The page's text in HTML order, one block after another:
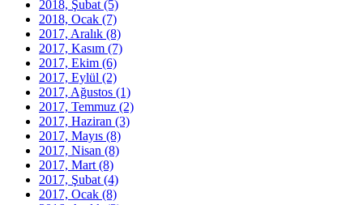
2018, Şubat (5)
2018, Ocak (7)
2017, Aralık (8)
2017, Kasım (7)
2017, Ekim (6)
2017, Eylül (2)
2017, Ağustos (1)
2017, Temmuz (2)
2017, Haziran (3)
2017, Mayıs (8)
2017, Nisan (8)
2017, Mart (8)
2017, Şubat (4)
2017, Ocak (8)